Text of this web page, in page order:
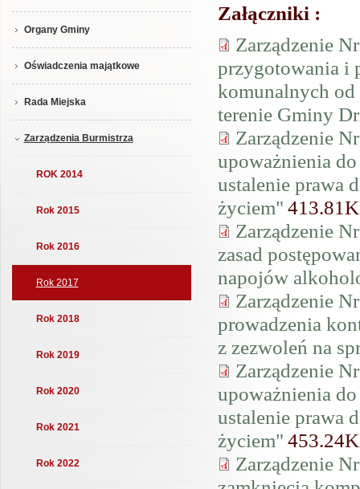
Organy Gminy
Oświadczenia majątkowe
Rada Miejska
Zarządzenia Burmistrza
ROK 2014
Rok 2015
Rok 2016
Rok 2017
Rok 2018
Rok 2019
Rok 2020
Rok 2021
Rok 2022
Załączniki :
Zarządzenie
przygotowania i
komunalnych od
terenie Gminy
Zarządzenie
upoważnienia
ustalenie prawa
życiem"
Zarządzenie
zasad
napojów
Zarządzenie
prowadzenia
z zezwoleń na
Zarządzenie
upoważnienia
ustalenie prawa
życiem"
Zarządzenie